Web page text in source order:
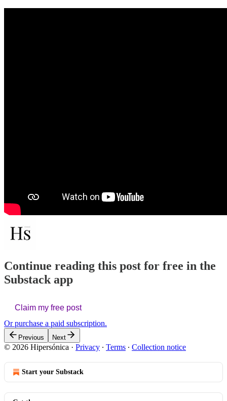
Continue reading this post for free in the
Substack app
Claim my free post
Or purchase a paid subscription.
Previous Next
© 2026 Hipersónica · Privacy ∙ Terms ∙ Collection notice
Start your Substack